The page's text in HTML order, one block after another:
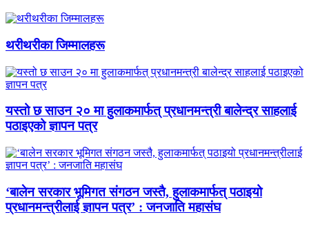
थरीथरीका जिम्मालहरू
यस्तो छ साउन २० मा हुलाकमार्फत् प्रधानमन्त्री बालेन्द्र साहलाई
पठाइएको ज्ञापन पत्र
‘बालेन सरकार भूमिगत संगठन जस्तै, हुलाकमार्फत् पठाइयो
प्रधानमन्त्रीलाई ज्ञापन पत्र’ : जनजाति महासंघ